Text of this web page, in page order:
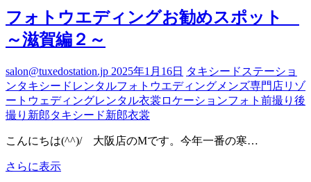
デ
ィ
ン
グ
お
勧
め
ス
ッ
～
フォトウエディングお勧めスポット
～滋賀編２～
salon@tuxedostation.jp 2025年1月16日 タキシードステーショ
ンタキシードレンタルフォトウエディング メンズ専門店リゾ
ートウェディングレンタル衣裳 ロケーションフォト 前撮り 後
撮り 新郎タキシード新郎衣裳
こんにちは(^^)/ 大阪店のMです。今年一番の寒…
さらに表示フ